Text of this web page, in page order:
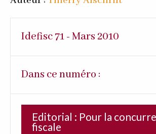
Idefisc 71 - Mars 2010
Dans ce numéro :
Editorial : Pour la
fiscale